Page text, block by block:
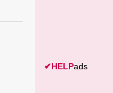
✔HELPads